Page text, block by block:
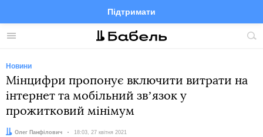
Меню
Підтримати
FacebookTelegramTwitter
Новини
Мінцифри пропонує включити витрати на
інтернет та мобільний звʼязок у
прожитковий мінімум
Автор:
Олег Панфілович Дата:
18:03, 27 квітня 2021